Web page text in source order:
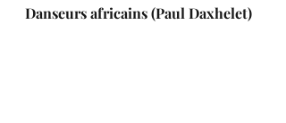
Danseurs africains (Paul Daxhelet)